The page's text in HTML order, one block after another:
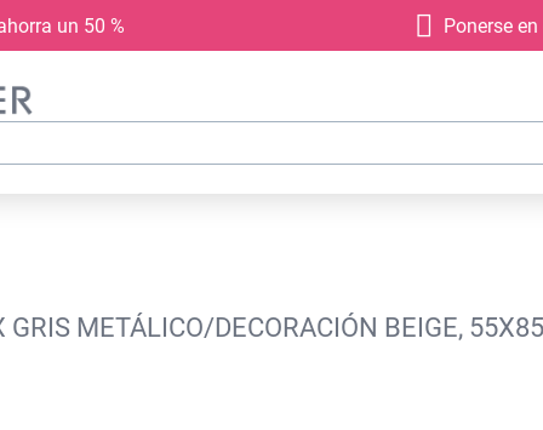
un 50 % Ponerse
METÁLICO/DECORACIÓN BEIGE,